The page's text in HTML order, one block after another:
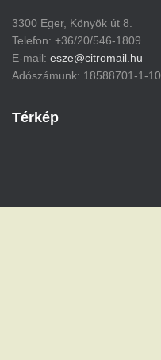
3300 Eger, Könyök út 8.
Telefon: +36/20/546-1809
E-mail: esze@citromail.hu
Adószámunk: 18588701-1-10
Térkép